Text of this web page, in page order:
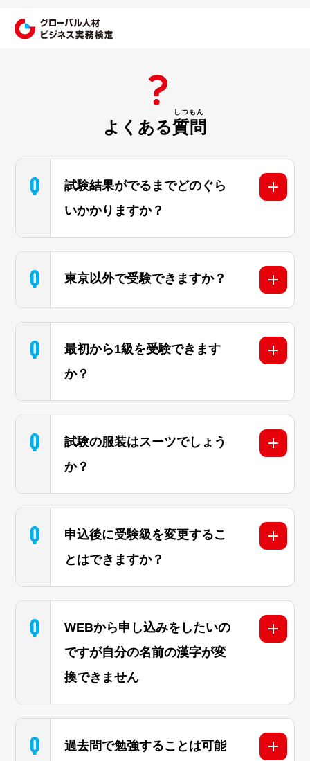
よくある質問
Q
試験結果がでるまでどのぐら
いかかりますか？
Q 東京以外で受験できますか？
Q
最初から1級を受験できます
か？
Q
試験の服装はスーツでしょう
か？
Q
申込後に受験級を変更するこ
とはできますか？
Q
WEBから申し込みをしたいの
ですが自分の名前の漢字が変
換できません
Q
過去問で勉強することは可能